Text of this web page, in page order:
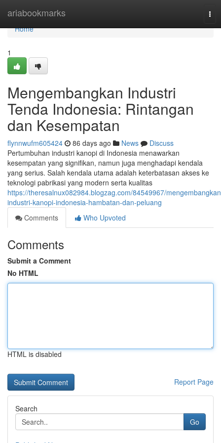
ariabookmarks
Home
Home
1
Mengembangkan Industri
Tenda Indonesia: Rintangan
dan Kesempatan
flynnwufm605424 86 days ago News
Discuss
Pertumbuhan industri kanopi di Indonesia menawarkan
kesempatan yang signifikan, namun juga menghadapi kendala
yang serius. Salah kendala utama adalah keterbatasan akses ke
teknologi pabrikasi yang modern serta kualitas
https://theresalnux082984.blogzag.com/84549967/
industri-kanopi-indonesia-hambatan-dan-peluang
Comments
Who Upvoted
Comments
Submit a Comment
No HTML
HTML is disabled
Report Page
Search
Go